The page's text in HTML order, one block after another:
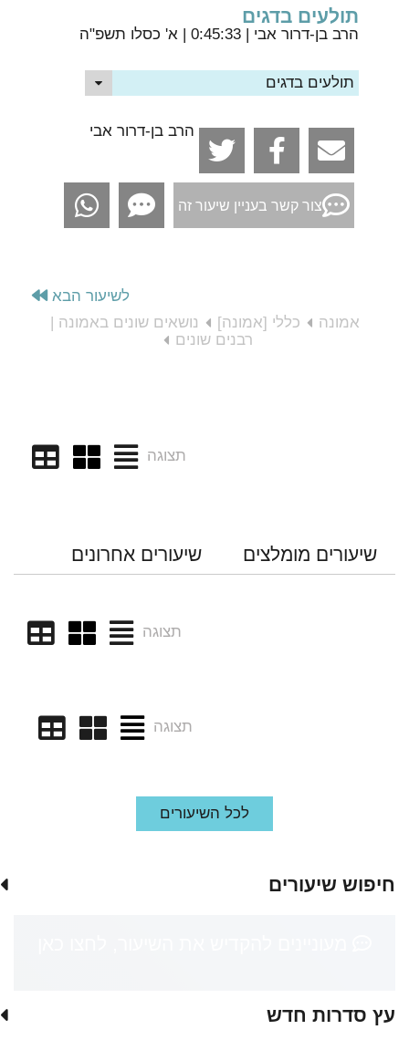
תולעים בדגים
הרב בן-דרור אבי
תולעים בדגים
הרב בן-דרור אבי
צור קשר בעניין שיעור זה
לשיעור הבא
אמונה
כללי [אמונה]
נושאים שונים באמונה |
רבנים שונים
תצוגה
שיעורים מומלצים שיעורים אחרונים
תצוגה
תצוגה
לכל השיעורים
חיפוש שיעורים
עץ סדרות חדש